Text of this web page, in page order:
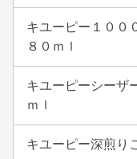
キユーピー１００
８０ｍｌ
キユーピーシーザ
ｍｌ
キユーピー深煎り